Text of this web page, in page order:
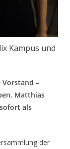
Kampus und
Vorstand –
Matthias
als
der